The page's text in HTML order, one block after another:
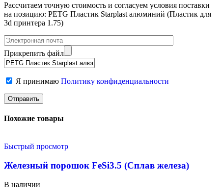
Рассчитаем точную стоимость и согласуем условия поставки
на позицию: PETG Пластик Starplast алюминий (Пластик для
3d принтера 1.75)
Прикрепить файл
Я принимаю Политику конфиденциальности
Похожие товары
Быстрый просмотр
Железный порошок FeSi3.5 (Сплав железа)
В наличии